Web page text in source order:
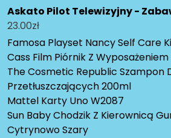
Askato Pilot Telewizyjny -
23.00zł
Famosa Playset Nancy Self Care
Cass Film Piórnik Z
The Cosmetic Republic Szampon
Przetłuszczających 200ml
Mattel Karty Uno W2087
Sun Baby Chodzik Z Kierownicą
Cytrynowo Szary